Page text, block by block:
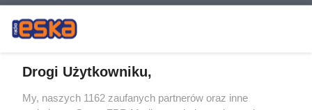
Żaden utwór zamieszczony w serwisie nie może być powielany i
Drogi Użytkowniku,
My, naszych 1162 zaufanych partnerów oraz inne